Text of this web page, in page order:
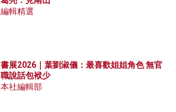
編輯精選
書展2026｜葉劉淑儀：最喜歡姐姐角色 無官
職說話包袱少
本社編輯部